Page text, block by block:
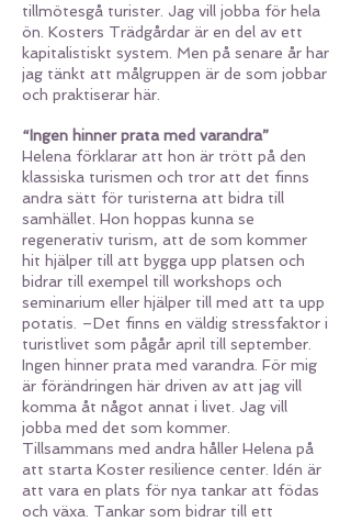
tillmötesgå turister. Jag vill jobba för hela
ön. Kosters Trädgårdar är en del av ett
kapitalistiskt system. Men på senare år har
jag tänkt att målgruppen är de som jobbar
och praktiserar här.
“Ingen hinner prata med varandra”
Helena förklarar att hon är trött på den
klassiska turismen och tror att det finns
andra sätt för turisterna att bidra till
samhället. Hon hoppas kunna se
regenerativ turism, att de som kommer
hit hjälper till att bygga upp platsen och
bidrar till exempel till workshops och
seminarium eller hjälper till med att ta upp
potatis. –Det finns en väldig stressfaktor i
turistlivet som pågår april till september.
Ingen hinner prata med varandra. För mig
är förändringen här driven av att jag vill
komma åt något annat i livet. Jag vill
jobba med det som kommer.
Tillsammans med andra håller Helena på
att starta Koster resilience center. Idén är
att vara en plats för nya tankar att födas
och växa. Tankar som bidrar till ett